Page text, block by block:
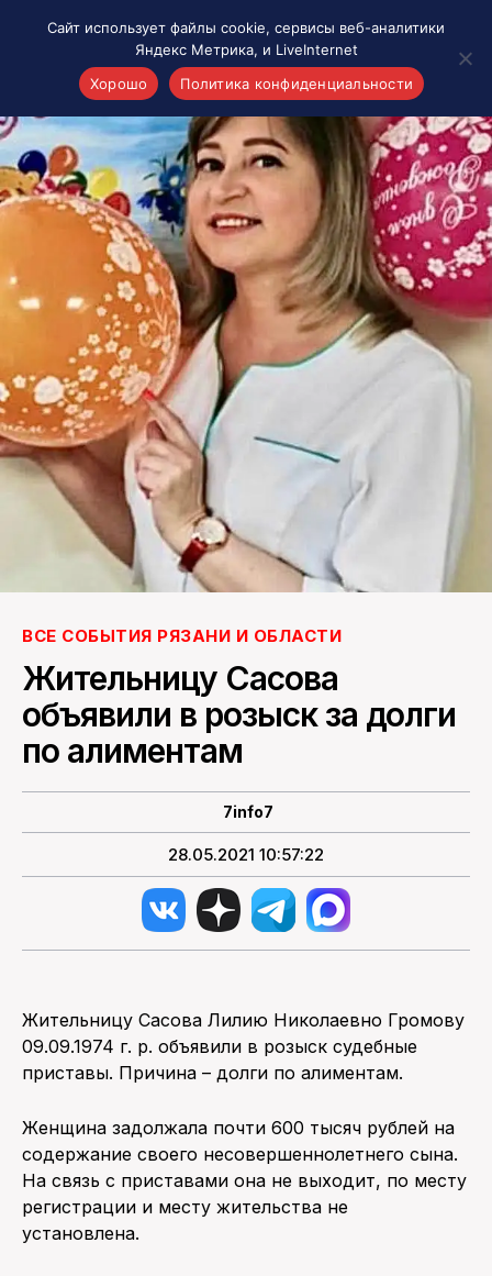
Акценты
Материалы о Рязани и области
Проекты 7 инфо
Здоровье
Интересное
Новости кино и ТВ
Новости России
Политика
Новости мира
Все материалы 7инфо
О НАС
ПОИСК ПО САЙТУ
ВСЕ СОБЫТИЯ РЯЗАНИ И ОБЛАСТИ
Жительницу Сасова
объявили в розыск за долги
по алиментам
7info7
28.05.2021 10:57:22
Жительницу Сасова Лилию Николаевно Громову
09.09.1974 г. р. объявили в розыск судебные
приставы. Причина – долги по алиментам.
Женщина задолжала почти 600 тысяч рублей на
содержание своего несовершеннолетнего сына.
На связь с приставами она не выходит, по месту
регистрации и месту жительства не
установлена.
Сайт использует файлы cookie, сервисы веб-аналитики
Яндекс Метрика, и LiveInternet
Хорошо
Политика конфиденциальности